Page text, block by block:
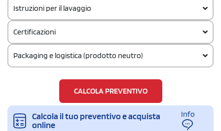
Istruzioni per il lavaggio
Certificazioni
Packaging e logistica (prodotto neutro)
Quantità per scatola
10
CALCOLA PREVENTIVO
Calcola il tuo preventivo e acquista
online
Info